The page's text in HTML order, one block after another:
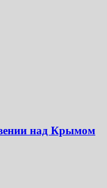
над Крымом